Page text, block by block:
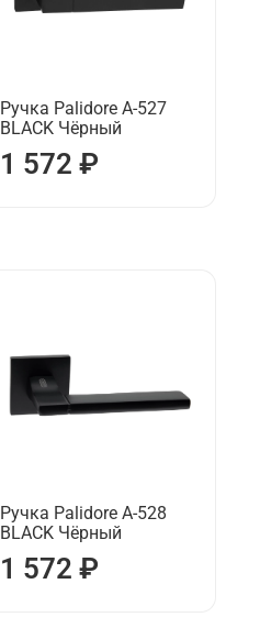
Ручка Palidore А-527
BLACK Чёрный
1 572 ₽
Ручка Palidore А-528
BLACK Чёрный
1 572 ₽